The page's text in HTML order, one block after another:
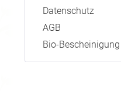
Datenschutz
AGB
Bio-Bescheinigung